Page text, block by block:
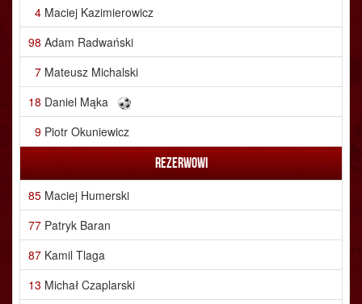
4 Maciej Kazimierowicz
98 Adam Radwański
7 Mateusz Michalski
18 Daniel Mąka
9 Piotr Okuniewicz
Rezerwowi
85 Maciej Humerski
77 Patryk Baran
87 Kamil Tlaga
13 Michał Czaplarski